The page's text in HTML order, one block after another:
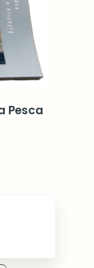
Pesca